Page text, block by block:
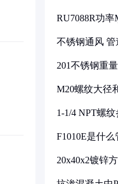
RU7088R功
不锈钢通风 管
201不锈钢重
M20螺纹大径
1-1/4 NPT螺
F1010E是什
20x40x2镀锌